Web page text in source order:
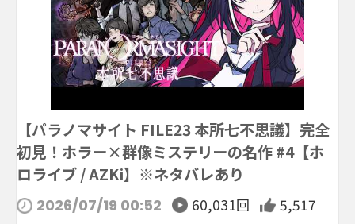
【パラノマサイト FILE23 本所七不思議】完全
初見！ホラー×群像ミステリーの名作 #4【ホ
ロライブ / AZKi】※ネタバレあり
2026/07/19 00:52 60,031回
5,517